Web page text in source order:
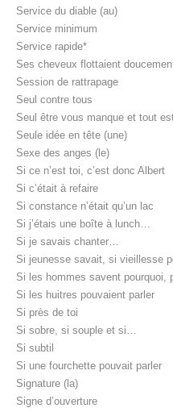
Service du diable (au)
Service minimum
Service rapide*
Ses cheveux flottaient
Session de rattrapage
Seul contre tous
Seul être vous manque et tout
Seule idée en tête (une)
Sexe des anges (le)
Si ce n’est toi, c’est donc Albert
Si c’était à refaire
Si constance n’était qu’un lac
Si j’étais une boîte à lunch…
Si je savais chanter…
Si jeunesse savait, si vieillesse
Si les hommes savent pourquoi,
Si les huitres pouvaient parler
Si près de toi
Si sobre, si souple et si…
Si subtil
Si une fourchette pouvait parler
Signature (la)
Signe d’ouverture